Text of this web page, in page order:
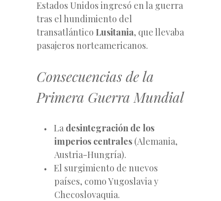
Estados Unidos ingresó en la guerra
tras el hundimiento del
transatlántico Lusitania, que llevaba
pasajeros norteamericanos.
Consecuencias de la
Primera Guerra Mundial
La desintegración de los
imperios centrales (Alemania,
Austria-Hungría).
El surgimiento de nuevos
países, como Yugoslavia y
Checoslovaquia.